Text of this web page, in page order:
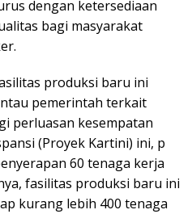
dengan ketersediaan
bagi masyarakat
produksi baru ini
pemerintah terkait
perluasan kesempatan
(Proyek Kartini) ini, p
60 tenaga kerja
fasilitas produksi baru ini
kurang lebih 400 tenaga